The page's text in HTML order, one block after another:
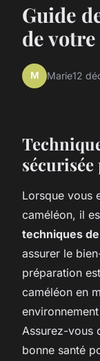
Guide
de
M Marie12
Lorsque vous
caméléon, il
techniques
assurer le
préparation
caméléon en
Assurez-vous
bonne santé